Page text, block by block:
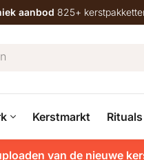
aanbod 825+
Kerstmarkt Rituals
van de nieuwe